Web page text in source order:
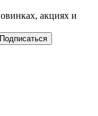
акциях и